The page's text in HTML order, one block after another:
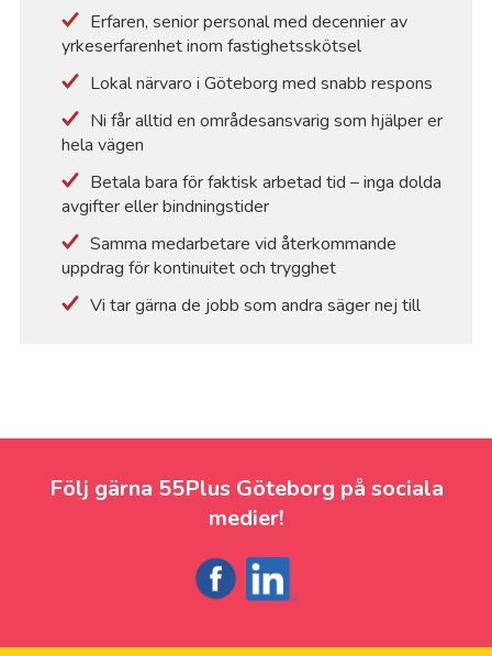
Erfaren, senior personal med decennier av
yrkeserfarenhet inom fastighetsskötsel
Lokal närvaro i Göteborg med snabb respons
Ni får alltid en områdesansvarig som hjälper er
hela vägen
Betala bara för faktisk arbetad tid – inga dolda
avgifter eller bindningstider
Samma medarbetare vid återkommande
uppdrag för kontinuitet och trygghet
Vi tar gärna de jobb som andra säger nej till
Följ gärna 55Plus Göteborg på sociala
medier!